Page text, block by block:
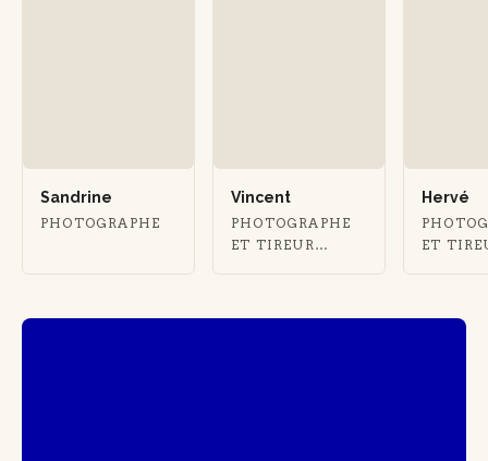
Sandrine
PHOTOGRAPHE
Vincent
PHOTOGRAPHE
ET TIREUR
Hervé
ET